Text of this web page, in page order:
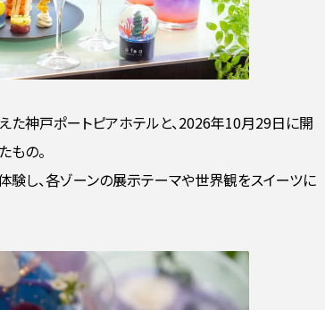
神戸ポートピアホテルと、2026年10月29日に開
の。
験し、各ゾーンの展示テーマや世界観をスイーツに